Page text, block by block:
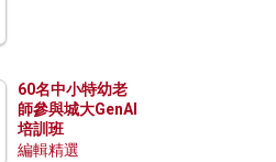
60名中小特幼老
師參與城大GenAI
培訓班
編輯精選